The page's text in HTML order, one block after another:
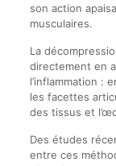
son action
musculaires.
La
directement en
l’inflammation :
les facettes
des tissus et
Des études
entre ces